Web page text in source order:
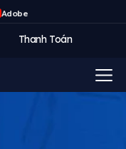
Adobe
Thanh Toán